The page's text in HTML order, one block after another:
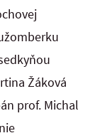
Žáková
prof. Michal